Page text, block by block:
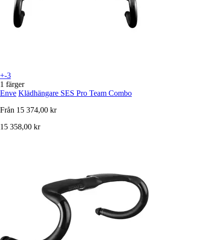
+-3
1 färger
Enve Klädhängare SES Pro Team Combo
Från 15 374,00 kr
15 358,00 kr